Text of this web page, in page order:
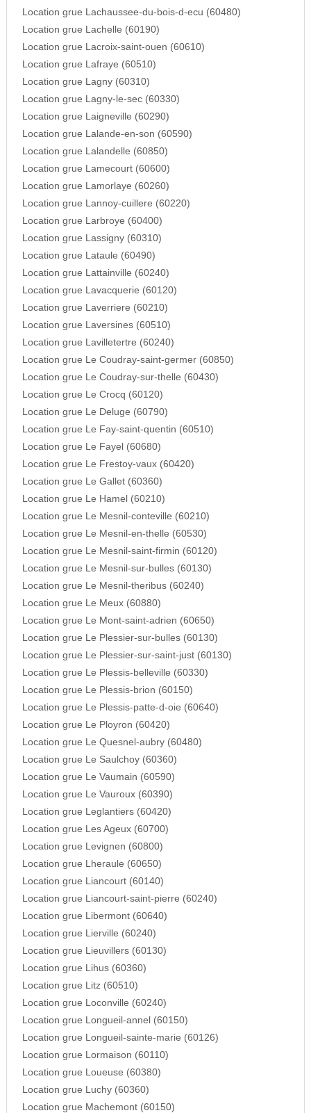
Location grue Lachaussee-du-bois-d-ecu (60480)
Location grue Lachelle (60190)
Location grue Lacroix-saint-ouen (60610)
Location grue Lafraye (60510)
Location grue Lagny (60310)
Location grue Lagny-le-sec (60330)
Location grue Laigneville (60290)
Location grue Lalande-en-son (60590)
Location grue Lalandelle (60850)
Location grue Lamecourt (60600)
Location grue Lamorlaye (60260)
Location grue Lannoy-cuillere (60220)
Location grue Larbroye (60400)
Location grue Lassigny (60310)
Location grue Lataule (60490)
Location grue Lattainville (60240)
Location grue Lavacquerie (60120)
Location grue Laverriere (60210)
Location grue Laversines (60510)
Location grue Lavilletertre (60240)
Location grue Le Coudray-saint-germer (60850)
Location grue Le Coudray-sur-thelle (60430)
Location grue Le Crocq (60120)
Location grue Le Deluge (60790)
Location grue Le Fay-saint-quentin (60510)
Location grue Le Fayel (60680)
Location grue Le Frestoy-vaux (60420)
Location grue Le Gallet (60360)
Location grue Le Hamel (60210)
Location grue Le Mesnil-conteville (60210)
Location grue Le Mesnil-en-thelle (60530)
Location grue Le Mesnil-saint-firmin (60120)
Location grue Le Mesnil-sur-bulles (60130)
Location grue Le Mesnil-theribus (60240)
Location grue Le Meux (60880)
Location grue Le Mont-saint-adrien (60650)
Location grue Le Plessier-sur-bulles (60130)
Location grue Le Plessier-sur-saint-just (60130)
Location grue Le Plessis-belleville (60330)
Location grue Le Plessis-brion (60150)
Location grue Le Plessis-patte-d-oie (60640)
Location grue Le Ployron (60420)
Location grue Le Quesnel-aubry (60480)
Location grue Le Saulchoy (60360)
Location grue Le Vaumain (60590)
Location grue Le Vauroux (60390)
Location grue Leglantiers (60420)
Location grue Les Ageux (60700)
Location grue Levignen (60800)
Location grue Lheraule (60650)
Location grue Liancourt (60140)
Location grue Liancourt-saint-pierre (60240)
Location grue Libermont (60640)
Location grue Lierville (60240)
Location grue Lieuvillers (60130)
Location grue Lihus (60360)
Location grue Litz (60510)
Location grue Loconville (60240)
Location grue Longueil-annel (60150)
Location grue Longueil-sainte-marie (60126)
Location grue Lormaison (60110)
Location grue Loueuse (60380)
Location grue Luchy (60360)
Location grue Machemont (60150)